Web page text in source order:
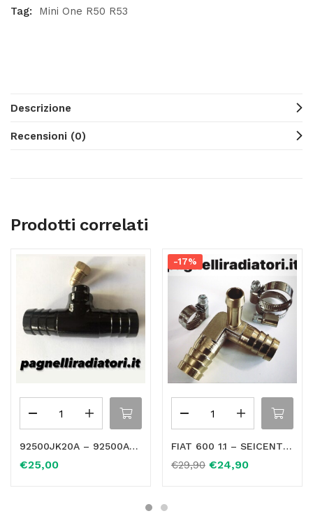
Tag:
Mini One R50 R53
Descrizione
Recensioni (0)
Prodotti correlati
92500JK20A – 92500AR000 Ø16mm FLANGIA SFIATO FLESSIBILE TUBO RISCALDAMENTO RISCALDAMENTO RADIATORE
€25,00
-17%
FIAT 600 1.1 – SEICENTO RACCORDO TUBO RISCALDAMENTO MANICOTTO ACQUA IN OTTONE 51712594 – 46743817
€29,90 €24,90